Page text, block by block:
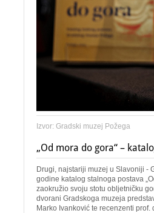
Izvor: Gradski muzej Požega
„Od mora do gora“ –
Drugi, najstariji muzej u Slavoniji -
godine katalog stalnoga postava
zaokružio svoju stotu obljetničku
dvorani Gradskoga muzeja
Marko Ivanković te recenzenti